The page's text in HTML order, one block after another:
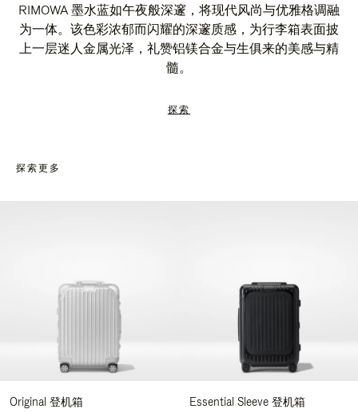
RIMOWA 墨水蓝如午夜般深邃，将现代风尚与优雅格调融
为一体。该色彩浓郁而闪耀的深邃质感，为行李箱表面披
上一层迷人金属光泽，礼赞铝镁合金与生俱来的美感与精
髓。
探索
探索更多
Original 登机箱
Essential Sleeve 登机箱